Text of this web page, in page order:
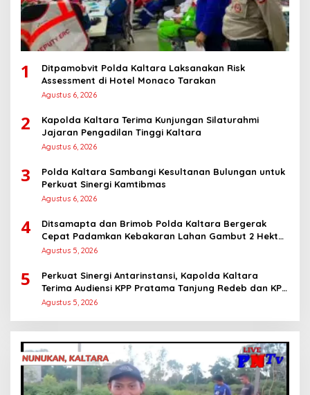
1
Ditpamobvit Polda Kaltara Laksanakan Risk
Assessment di Hotel Monaco Tarakan
Agustus 6, 2026
2
Kapolda Kaltara Terima Kunjungan Silaturahmi
Jajaran Pengadilan Tinggi Kaltara
Agustus 6, 2026
3
Polda Kaltara Sambangi Kesultanan Bulungan untuk
Perkuat Sinergi Kamtibmas
Agustus 6, 2026
4
Ditsamapta dan Brimob Polda Kaltara Bergerak
Cepat Padamkan Kebakaran Lahan Gambut 2 Hektar
di Bulungan
Agustus 5, 2026
5
Perkuat Sinergi Antarinstansi, Kapolda Kaltara
Terima Audiensi KPP Pratama Tanjung Redeb dan KPP
Pratama Tarakan
Agustus 5, 2026